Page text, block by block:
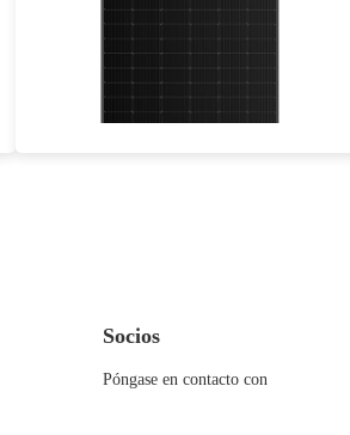
Eficacia máxima: 21,67%
Garantía de potencia de 25 años
Socios
Póngase en contacto con